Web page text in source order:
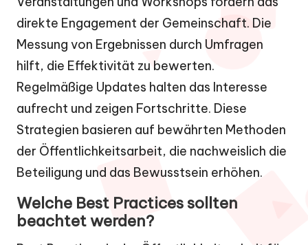
direkte Engagement der Gemeinschaft. Die
Messung von Ergebnissen durch Umfragen
hilft, die Effektivität zu bewerten.
Regelmäßige Updates halten das Interesse
aufrecht und zeigen Fortschritte. Diese
Strategien basieren auf bewährten Methoden
der Öffentlichkeitsarbeit, die nachweislich die
Beteiligung und das Bewusstsein erhöhen.
Welche Best Practices sollten
beachtet werden?